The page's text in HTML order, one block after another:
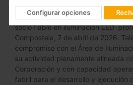
y sostenible Televés garantiza
soporte técnico, consolidando su
socio fiable en iluminación LED
Compostela, 7 de abril de 2026.
compromiso con el Área de
su actividad plenamente alineada
Corporación y con capacidad
fabril para el desarrollo y ejecución
Configurar opciones